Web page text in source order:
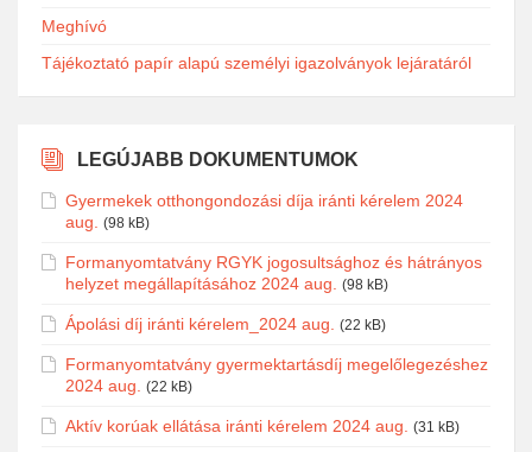
Meghívó
Tájékoztató papír alapú személyi igazolványok lejáratáról
LEGÚJABB DOKUMENTUMOK
Gyermekek otthongondozási díja iránti kérelem 2024
aug.
(98 kB)
Formanyomtatvány RGYK jogosultsághoz és hátrányos
helyzet megállapításához 2024 aug.
(98 kB)
Ápolási díj iránti kérelem_2024 aug. (22 kB)
Formanyomtatvány gyermektartásdíj megelőlegezéshez
2024 aug.
(22 kB)
Aktív korúak ellátása iránti kérelem 2024 aug. (31 kB)